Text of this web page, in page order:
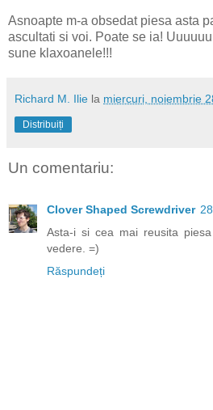
Asnoapte m-a obsedat piesa asta
ascultati si voi. Poate se ia!
sune klaxoanele!!!
Richard M. Ilie la miercuri, noiembrie
Distribuiți
Un comentariu:
Clover Shaped Screwdriver
Asta-i si cea mai reusita
vedere. =)
Răspundeți